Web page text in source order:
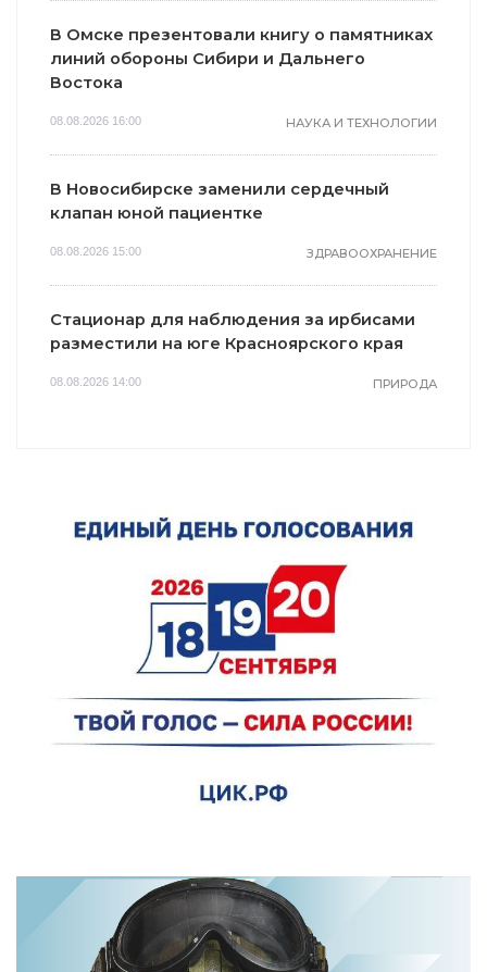
В Омске презентовали книгу о памятниках
линий обороны Сибири и Дальнего
Востока
08.08.2026 16:00 НАУКА И ТЕХНОЛОГИИ
В Новосибирске заменили сердечный
клапан юной пациентке
08.08.2026 15:00 ЗДРАВООХРАНЕНИЕ
Стационар для наблюдения за ирбисами
разместили на юге Красноярского края
08.08.2026 14:00 ПРИРОДА